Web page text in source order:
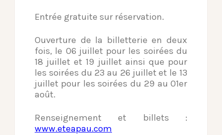
Entrée gratuite sur réservation.
Ouverture de la billetterie en deux
fois, le 06 juillet pour les soirées du
18 juillet et 19 juillet ainsi que pour
les soirées du 23 au 26 juillet et le 13
juillet pour les soirées du 29 au 01er
août.
Renseignement et billets :
www.eteapau.com